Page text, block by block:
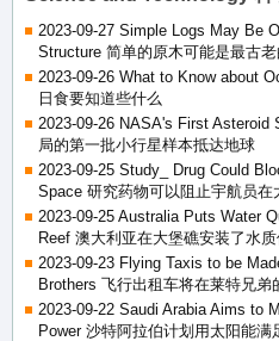
2023-09-27 Simple Logs May Be
Structure 简单的原木可能是最古
2023-09-26 What to Know about
日食要知道些什么
2023-09-26 NASA's First Asteroid
局的第一批小行星样本抵达地球
2023-09-25 Study_ Drug Could
Space 研究药物可以阻止宇航员在
2023-09-25 Australia Puts Water
Reef 澳大利亚在大堡礁安装了水
2023-09-23 Flying Taxis to be
Brothers 飞行出租车将在莱特兄弟
2023-09-22 Saudi Arabia Aims to
Power 沙特阿拉伯计划用太阳能满